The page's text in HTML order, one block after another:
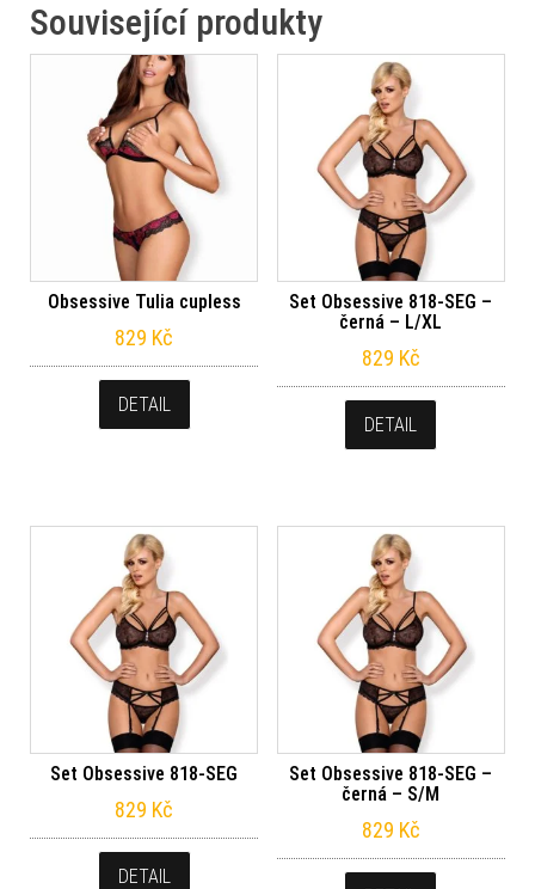
Související produkty
Obsessive Tulia cupless
829 Kč
DETAIL
Set Obsessive 818-SEG –
černá – L/XL
829 Kč
DETAIL
Set Obsessive 818-SEG
829 Kč
DETAIL
Set Obsessive 818-SEG –
černá – S/M
829 Kč